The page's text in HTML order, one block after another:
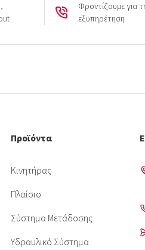
Φροντίζουμε για
εξυπηρέτηση
Προϊόντα
Κινητήρας
Πλαίσιο
Σύστημα Μετάδοσης
Υδραυλικό Σύστημα